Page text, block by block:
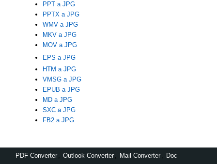
PPT a JPG
PPTX a JPG
WMV a JPG
MKV a JPG
MOV a JPG
EPS a JPG
HTM a JPG
VMSG a JPG
EPUB a JPG
MD a JPG
SXC a JPG
FB2 a JPG
PDF Converter , Outlook Converter , Mail Converter ,
Doc